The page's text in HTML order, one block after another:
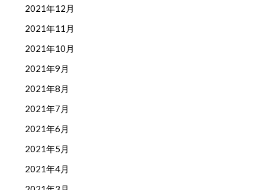
2021年12月
2021年11月
2021年10月
2021年9月
2021年8月
2021年7月
2021年6月
2021年5月
2021年4月